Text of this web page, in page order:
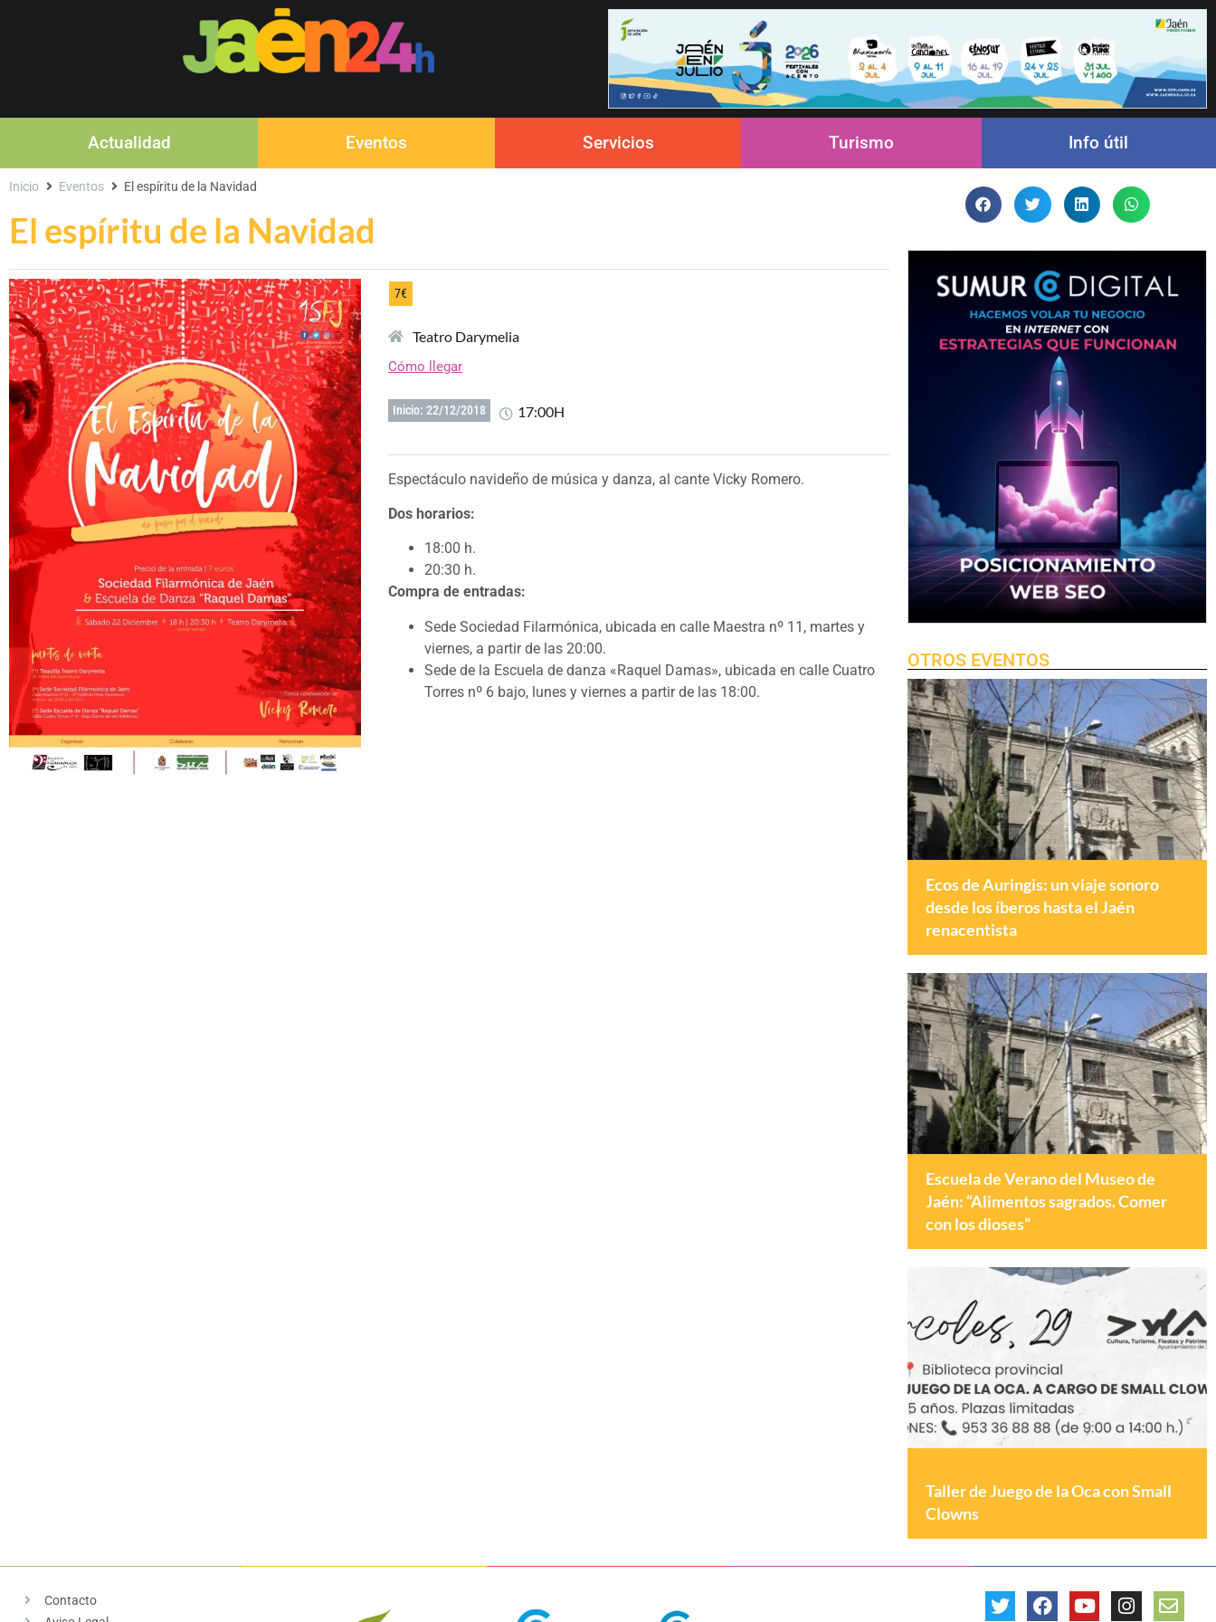
Actualidad Eventos Servicios Turismo Info útil
El espíritu de la Navidad
Inicio Eventos El espíritu de la Navidad
7€
Teatro Darymelia
Cómo llegar
Inicio: 22/12/2018 17:00H
Espectáculo navideño de música y danza, al cante Vicky Romero.
Dos horarios:
18:00 h.
20:30 h.
Compra de entradas:
Sede Sociedad Filarmónica, ubicada en calle Maestra nº 11, martes y
viernes, a partir de las 20:00.
Sede de la Escuela de danza «Raquel Damas», ubicada en calle Cuatro
Torres nº 6 bajo, lunes y viernes a partir de las 18:00.
OTROS EVENTOS
Ecos de Auringis: un viaje sonoro
desde los íberos hasta el Jaén
renacentista
Escuela de Verano del Museo de
Jaén: “Alimentos sagrados. Comer
con los dioses”
Taller de Juego de la Oca con Small
Clowns
Contacto